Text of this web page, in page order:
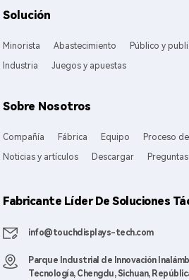
Solución
Minorista Abastecimiento Público y
Industria
Juegos y apuestas
Sobre Nosotros
Compañía Fábrica Equipo
Proceso
Noticias y artículos
Descargar
Fabricante Líder De Soluciones
info@touchdisplays-tech.com
Parque Industrial de Innovación
Tecnología, Chengdu, Sichuan,